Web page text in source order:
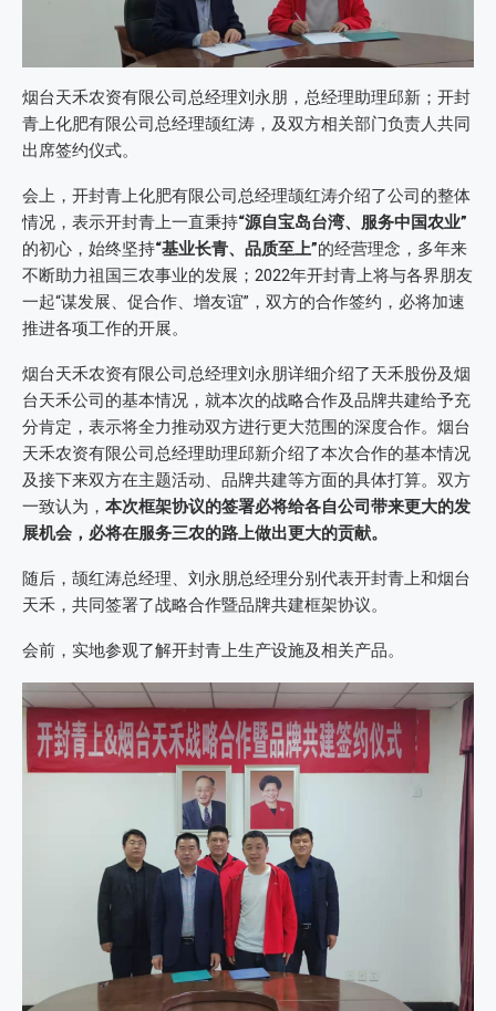
烟台天禾农资有限公司总经理刘永朋，总经理助理邱新；开封
青上化肥有限公司总经理颉红涛，及双方相关部门负责人共同
出席签约仪式。
会上，开封青上化肥有限公司总经理颉红涛介绍了公司的整体
情况，表示开封青上一直秉持“源自宝岛台湾、服务中国农业”
的初心，始终坚持“基业长青、品质至上”的经营理念，多年来
不断助力祖国三农事业的发展；2022年开封青上将与各界朋友
一起“谋发展、促合作、增友谊”，双方的合作签约，必将加速
推进各项工作的开展。
烟台天禾农资有限公司总经理刘永朋详细介绍了天禾股份及烟
台天禾公司的基本情况，就本次的战略合作及品牌共建给予充
分肯定，表示将全力推动双方进行更大范围的深度合作。烟台
天禾农资有限公司总经理助理邱新介绍了本次合作的基本情况
及接下来双方在主题活动、品牌共建等方面的具体打算。双方
一致认为， 本次框架协议的签署必将给各自公司带来更大的发
展机会，必将在服务三农的路上做出更大的贡献。
随后，颉红涛总经理、刘永朋总经理分别代表开封青上和烟台
天禾，共同签署了战略合作暨品牌共建框架协议。
会前，实地参观了解开封青上生产设施及相关产品。